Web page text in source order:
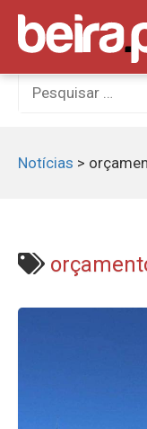
Skip
content
Procurar
por:
Notícias >